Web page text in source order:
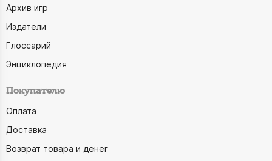
Архив игр
Издатели
Глоссарий
Энциклопедия
Покупателю
Оплата
Доставка
Возврат товара и денег